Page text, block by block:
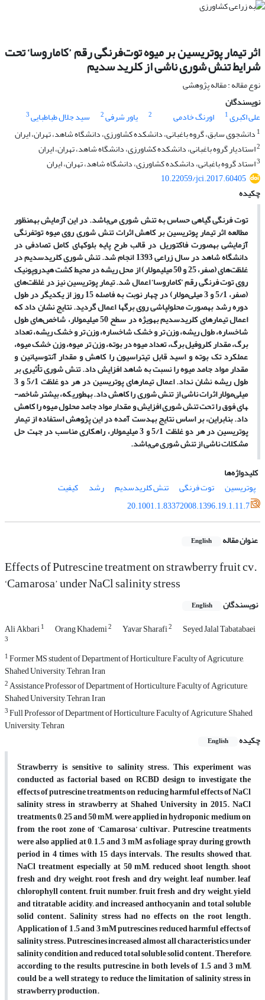
اثر تیمار پوتریسین بر میوه توت‌فرنگی رقم ’کاماروسا‘ تحت
شرایط تنش شوری ناشی از کلرید سدیم
نوع مقاله : مقاله پژوهشی
نویسندگان
علی اکبری1 اورنگ خادمی 2 یاور شرفی2 سید جلال طباطبایی3
1 دانشجوی سابق، گروه باغبانی، دانشکده کشاورزی، دانشگاه شاهد، تهران، ایران
2استادیار گروه باغبانی، دانشکده کشاورزی، دانشگاه شاهد، تهران، ایران
3استاد گروه باغبانی، دانشکده کشاورزی، دانشگاه شاهد، تهران، ایران
10.22059/jci.2017.60405
چکیده
توت فرنگی گیاهی حساس به تنش شوری می‌باشد. در این آزمایش به‏منظور
مطالعه اثر تیمار پوتریسین بر کاهش اثرات تنش شوری روی میوه توت‏فرنگی
آزمایشی به‏صورت فاکتوریل در قالب طرح پایه بلوک­های کامل تصادفی در
دانشگاه شاهد در سال زراعی 1393 انجام شد. تنش شوری کلریدسدیم در
غلظت‌های (صفر، 25 و 50 میلی­مولار) از محل ریشه در محیط کشت هیدروپونیک
روی توت فرنگی رقم ’کاماروسا‘ اعمال شد. تیمار پوتریسین نیز در غلظت‌های
(صفر، 5/1 و 3 میلی‌مولار) در چهار نوبت به فاصله 15 روز از یکدیگر در طول
دوره رشد به‏صورت محلول­پاشی روی برگ­ها اعمال گردید. نتایج نشان داد که
اعمال تیمارهای کلریدسدیم به‏ویژه در سطح 50 میلی­مولار، شاخص‌های طول
شاخساره، طول ریشه، وزن تر و خشک شاخساره، وزن تر و خشک ریشه، تعداد
برگ، مقدار کلروفیل برگ، تعداد میوه در بوته، وزن تر میوه، وزن خشک میوه،
عملکرد تک بوته و اسید قابل تیتراسیون را کاهش و مقدار آنتوسیانین و
مقدار مواد جامد میوه را نسبت به شاهد افزایش داد. تنش شوری تأثیری بر
طول ریشه نشان نداد. اعمال تیمارهای پوتریسین در هر دو غلظت 5/1 و 3
میلی‌مولار اثرات ناشی از تنش شوری را کاهش داد. به‏طوری‏که، بیشتر شاخص­
های فوق را تحت تنش شوری افزایش و مقدار مواد جامد محلول میوه را کاهش
داد. بنابراین، بر اساس نتایج به‏دست آمده در این پژوهش استفاده از تیمار
پوتریسین در هر دو غلظت 5/1 و 3 میلی­مولار، راهکاری مناسب در جهت حل
مشکلات ناشی از تنش شوری می‌باشد.
کلیدواژه‌ها
پوتریسین
توت فرنگی تنش کلریدسدیم رشد
کیفیت
20.1001.1.83372008.1396.19.1.11.7
عنوان مقاله English
Effects of Putrescine treatment on strawberry fruit cv.
‘Camarosa’ under NaCl salinity stress
نویسندگان English
Ali Akbari1 Orang Khademi2 Yavar Sharafi2 Seyed Jalal Tabatabaei
3
1Former MS student of Department of Horticulture, Faculty of Agricuture,
Shahed University, Tehran, Iran
2Assistance Professor of Department of Horticulture, Faculty of Agricuture,
Shahed University, Tehran, Iran
3Full Professor of Department of Horticulture, Faculty of Agricuture, Shahed
University, Tehran
چکیده
English
Strawberry is sensitive to salinity stress. This experiment was
conducted as factorial based on RCBD design to investigate the
effects of putrescine treatments on reducing harmful effects of NaCl
salinity stress in strawberry at Shahed University in 2015. NaCl
treatments, 0, 25 and 50 mM, were applied in hydroponic medium on
from the root zone of ‘Camarosa’ cultivar. Putrescine treatments
were also applied at 0, 1.5 and 3 mM as foliage spray during growth
period in 4 times with 15 days intervals. The results showed that,
NaCl treatment especially at 50 mM, reduced shoot length, shoot
fresh and dry weight, root fresh and dry weight, leaf number, leaf
chlorophyll content, fruit number, fruit fresh and dry weight, yield
and titratable acidity, and increased anthocyanin and total soluble
solid content. Salinity stress had no effects on the root length.
Application of 1.5 and 3 mM putrescines reduced harmful effects of
salinity stress. Putrescines increased almost all characteristics under
salinity condition and reduced total soluble solid content. Therefore,
according to the results, putrescine, in both levels of 1.5 and 3 mM,
could be a well strategy to reduce the limitation of salinity stress in
strawberry production.